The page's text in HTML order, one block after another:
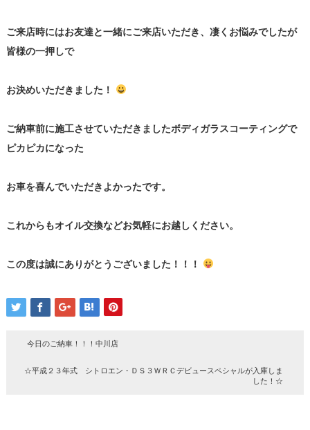
ご来店時にはお友達と一緒にご来店いただき、凄くお悩みでしたが
皆様の一押しで
お決めいただきました！
ご納車前に施工させていただきましたボディガラスコーティングで
ピカピカになった
お車を喜んでいただきよかったです。
これからもオイル交換などお気軽にお越しください。
この度は誠にありがとうございました！！！
今日のご納車！！！中川店
☆平成２３年式 シトロエン・ＤＳ３ＷＲＣデビュースペシャルが入庫しま
した！☆